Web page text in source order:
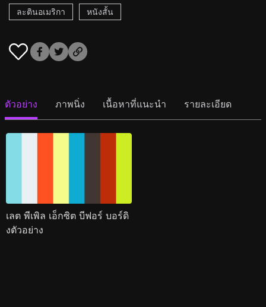
ละตินอเมริกา หนังสั้น
ตัวอย่าง ภาพนิ่ง เนื้อหาที่แนะนำ รายละเอียด
เลต พีเพิล เอ็กซิต บีฟอร์ บอร์ดิ
งตัวอย่าง